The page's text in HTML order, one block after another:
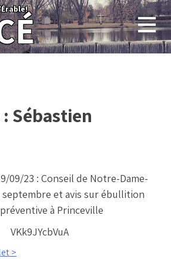
Sébastien
09/23 : Conseil de Notre-Dame-
et avis sur ébullition
préventive à Princeville
VKk9JYcbVuA
>